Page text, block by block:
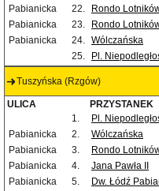
Pabianicka
22. Rondo
Pabianicka
23. Rondo
Pabianicka
24. Wólczańska
25.
Pl.
Tuszyńska (Rzgów)
ULICA PRZYSTANEK
1.
Pl.
Pabianicka
2. Wólczańska
Pabianicka
3. Rondo
Pabianicka
4. Jana Pawła II
Pabianicka
5. Dw. Łódź